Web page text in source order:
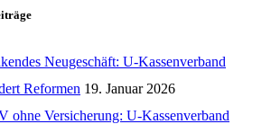
Neugeschäft: U-Kassenverband
Reformen 19. Januar 2026
ohne Versicherung: U-Kassenverband